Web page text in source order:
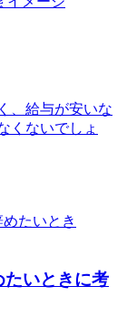
、給与が安いな
くないでしょ
いときに考